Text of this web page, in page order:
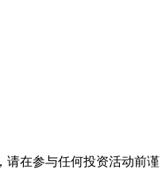
请在参与任何投资活动前谨